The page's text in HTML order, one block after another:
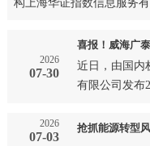
构上海华证指数信息服务
单及评级结果，威海广泰成
功…
2026
07-30
近日，由国内
有限公司发布
2026
07-03
抢抓能源转型